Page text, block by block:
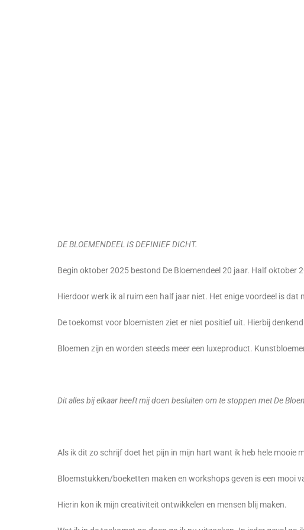
DE BLOEMENDEEL IS DEFINIEF DICHT.
Begin oktober 2025 bestond De Bloemendeel 20 jaar. Half
Hierdoor werk ik al ruim een half jaar niet. Het enige voordeel is dat
De toekomst voor bloemisten ziet er niet positief uit. Hierbij
Bloemen zijn en worden steeds meer een luxeproduct.
Dit alles bij elkaar heeft mij doen besluiten om te stoppen met De
Als ik dit zo schrijf doet het pijn in mijn hart want ik heb hele mooie
Bloemstukken/boeketten maken en workshops geven is een mooi
Hierin kon ik mijn creativiteit ontwikkelen en mensen blij maken.